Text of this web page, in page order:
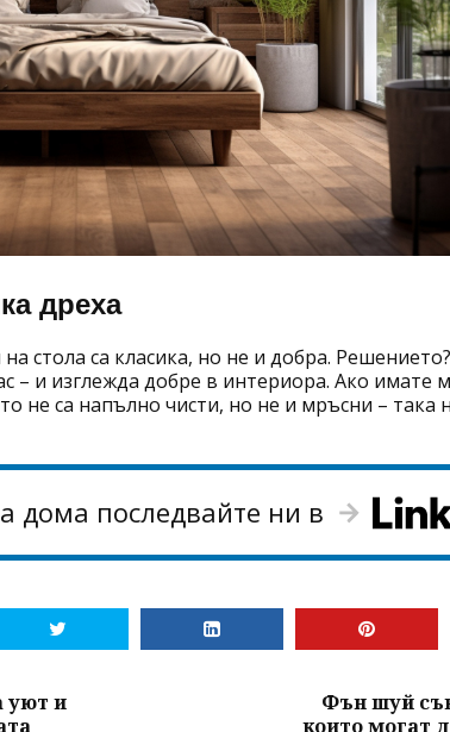
дреха
стола са класика, но не и добра.
– и изглежда добре в интериора. Ако имате
не са напълно чисти, но не и мръсни – така
дома последвайте ни в
уют и
Фън шуй
които могат